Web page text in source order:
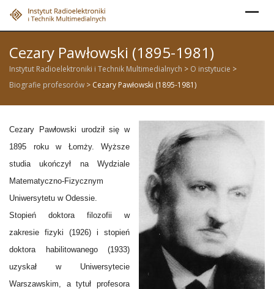
Skip
Cezary Pawłowski (1895-1981)
Instytut Radioelektroniki i Technik Multimedialnych > O instytucie >
Biografie profesorów > Cezary Pawłowski (1895-1981)
Cezary Pawłowski urodził się w
1895 roku w Łomży. Wyższe
studia ukończył na Wydziale
Matematyczno-Fizycznym
Uniwersytetu w Odessie.
Stopień doktora filozofii w
zakresie fizyki (1926) i stopień
doktora habilitowanego (1933)
uzyskał w Uniwersytecie
Warszawskim, a tytuł profesora